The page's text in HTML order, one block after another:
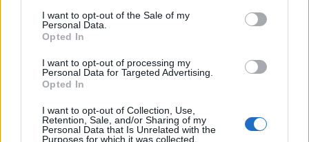
I want to opt-out of the Sale of my
Personal Data.
Opted In
I want to opt-out of processing my
Personal Data for Targeted Advertising.
Opted In
I want to opt-out of Collection, Use,
Retention, Sale, and/or Sharing of my
Personal Data that Is Unrelated with the
Purposes for which it was collected.
23:25
Ρόδος: Έσπασε ο κάβος και τραυμάτισε ναυτικό
Τραγωδία στην Εύβοια: Νεκρός 37χρονος μετά από
23:09